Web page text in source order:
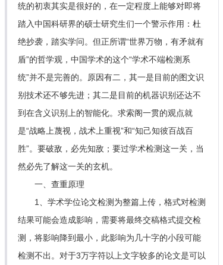
统的初衷其实是很好的，在一定程度上能够对即将
踏入中国科研界的硕士研究生们一个警示作用：杜
绝抄袭，踏实学问。但正所谓“世界万物，有矛就有
盾”的哲学观，中国学术的这个“学术不端检测系
统”并不是完善的。原因有二，其一是目前的图文识
别技术还不够先进；其二是目前的机器识别还达不
到在含义识别上的智能化。求索阁一贯的观点就
是“战略上蔑视，战术上重视”和“知己知彼百战百
胜”。要破敌，必先知敌；要过学术检测这一关，当
然必先了解这一关的玄机。
一、查重原理
1、学术学位论文检测为整篇上传，格式对检测
结果可能会造成影响，需要将最终交稿格式提交检
测，将影响降到最小，此影响为几十字的小段可能
检测不出。对于3万字符以上文字较多的论文是可以